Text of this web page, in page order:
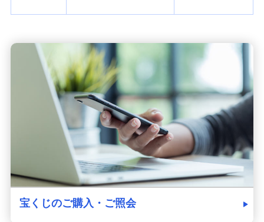
発売スケジュール
みずほ銀行について
宝くじのご購入・ご照会